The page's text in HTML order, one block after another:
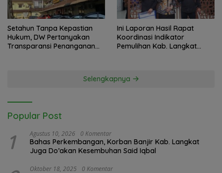
Setahun Tanpa Kepastian
Hukum, DW Pertanyakan
Transparansi Penanganan
Ini Laporan Hasil Rapat
Koordinasi Indikator
Pemulihan Kab. Langkat
Selengkapnya
Popular Post
1 Agustus 10, 2026 0 Komentar
Bahas Perkembangan, Korban Banjir Kab. Langkat
Juga Do’akan Kesembuhan Said Iqbal
Oktober 18, 2025 0 Komentar